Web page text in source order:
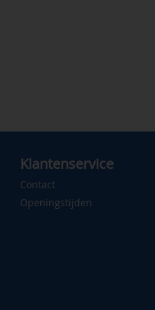
Klantenservice
Contact
Openingstijden